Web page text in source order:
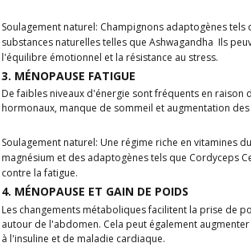
Soulagement naturel: Champignons adaptogènes tels
substances naturelles telles que Ashwagandha Ils
l'équilibre émotionnel et la résistance au stress.
3. MÉNOPAUSE FATIGUE
De faibles niveaux d'énergie sont fréquents en raison
hormonaux, manque de sommeil et augmentation
Soulagement naturel: Une régime riche en vitamines
magnésium et des adaptogènes tels que Cordyceps
contre la fatigue.
4. MÉNOPAUSE ET GAIN DE POIDS
Les changements métaboliques facilitent la prise de
autour de l'abdomen. Cela peut également
à l'insuline et de maladie cardiaque.